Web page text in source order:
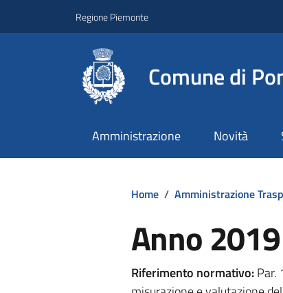
Regione Piemonte
Comune di
Amministrazione Novità
Home / Amministrazione
Anno 2019
Riferimento normativo:Par.